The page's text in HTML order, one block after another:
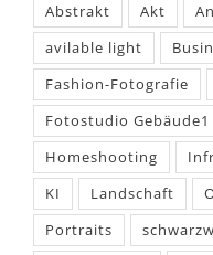
Abstrakt Akt
avilable light
Fashion-Fotografie
Fotostudio Gebäude1
Homeshooting
KI
Landschaft
Portraits